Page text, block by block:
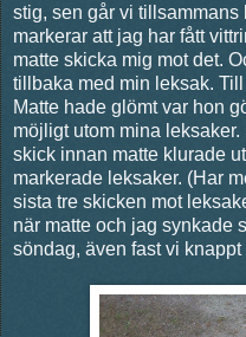
stig, sen går vi
markerar att jag har fått
matte skicka mig mot det.
tillbaka med min leksak.
Matte hade glömt var hon
möjligt utom mina
skick innan matte klurade
markerade leksaker. (Har
sista tre skicken mot
när matte och jag synkade
söndag, även fast vi